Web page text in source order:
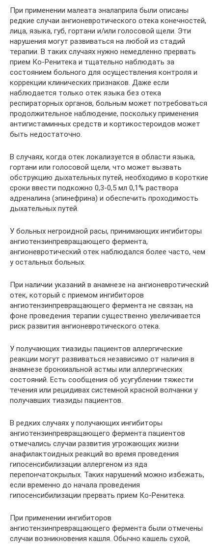
При применении малеата эналаприла были описаны
редкие случаи ангионевротического отека конечностей,
лица, языка, губ, гортани и/или голосовой щели. Эти
нарушения могут развиваться на любой из стадий
терапии. В таких случаях нужно немедленно прервать
прием Ко-Ренитека и тщательно наблюдать за
состоянием больного для осуществления контроля и
коррекции клинических признаков. Даже если
наблюдается только отек языка без отека
респираторных органов, больным может потребоваться
продолжительное наблюдение, поскольку применения
антигистаминных средств и кортикостероидов может
быть недостаточно.
В случаях, когда отек локализуется в области языка,
гортани или голосовой щели, что может вызвать
обструкцию дыхательных путей, необходимо в короткие
сроки ввести подкожно 0,3-0,5 мл 0,1% раствора
адреналина (эпинефрина) и обеспечить проходимость
дыхательных путей.
У больных негроидной расы, принимающих ингибиторы
ангиотензинпревращающего фермента,
ангионевротический отек наблюдался более часто, чем
у остальных больных.
При наличии указаний в анамнезе на ангионевротический
отек, который с приемом ингибиторов
ангиотензинпревращающего фермента не связан, на
фоне проведения терапии существенно увеличивается
риск развития ангионевротического отека.
У получающих тиазиды пациентов аллергические
реакции могут развиваться независимо от наличия в
анамнезе бронхиальной астмы или аллергических
состояний. Есть сообщения об усугублении тяжести
течения или рецидивах системной красной волчанки у
получавших тиазиды пациентов.
В редких случаях у получающих ингибиторы
ангиотензинпревращающего фермента пациентов
отмечались случаи развития угрожающих жизни
анафилактоидных реакций во время проведения
гипосенсибилизации аллергеном из яда
перепончатокрылых. Таких нарушений можно избежать,
если временно до начала проведения
гипосенсибилизации прервать прием Ко-Ренитека.
При применении ингибиторов
ангиотензинпревращающего фермента были отмечены
случаи возникновения кашля. Обычно кашель сухой,